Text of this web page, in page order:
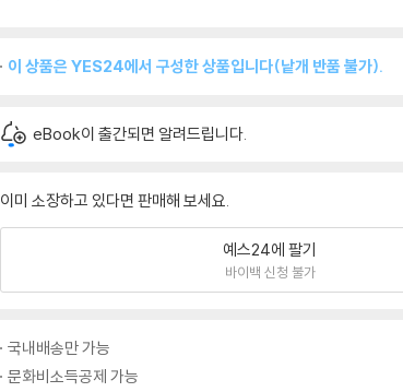
이 상품은 YES24에서 구성한 상품입니다(낱개 반품 불가).
eBook이 출간되면 알려드립니다.
이미 소장하고 있다면 판매해 보세요.
예스24에 팔기
바이백 신청 불가
국내배송만 가능
문화비소득공제 가능